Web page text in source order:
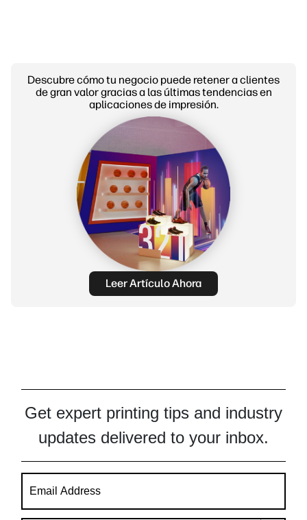
Descubre cómo tu negocio puede retener a clientes
de gran valor gracias a las últimas tendencias en
aplicaciones de impresión.
Leer Artículo Ahora